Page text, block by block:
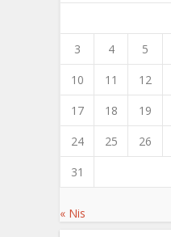
3
4 5
10
11 12
17
18 19
24
25 26
31
« Nis